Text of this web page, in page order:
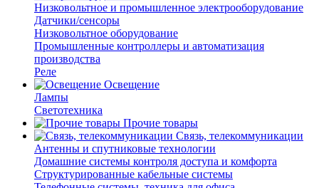
Низковольтное и промышленное электрооборудование
Датчики/сенсоры
Низковольтное оборудование
Промышленные контроллеры и автоматизация
производства
Реле
Освещение
Лампы
Светотехника
Прочие товары
Связь, телекоммуникации
Антенны и спутниковые технологии
Домашние системы контроля доступа и комфорта
Структурированные кабельные системы